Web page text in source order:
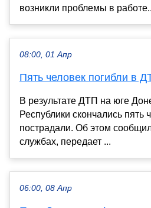
возникли проблемы в
08:00, 01 Апр
Пять человек погибли в
В результате ДТП на юге
Республики скончались пять
пострадали. Об этом
службах, передает ...
06:00, 08 Апр